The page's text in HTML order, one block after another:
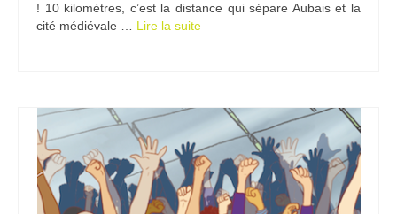
! 10 kilomètres, c’est la distance qui sépare Aubais et la
cité médiévale … Lire la suite­­